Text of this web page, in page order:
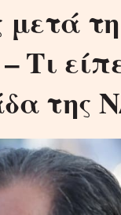
μετά
Τι
της